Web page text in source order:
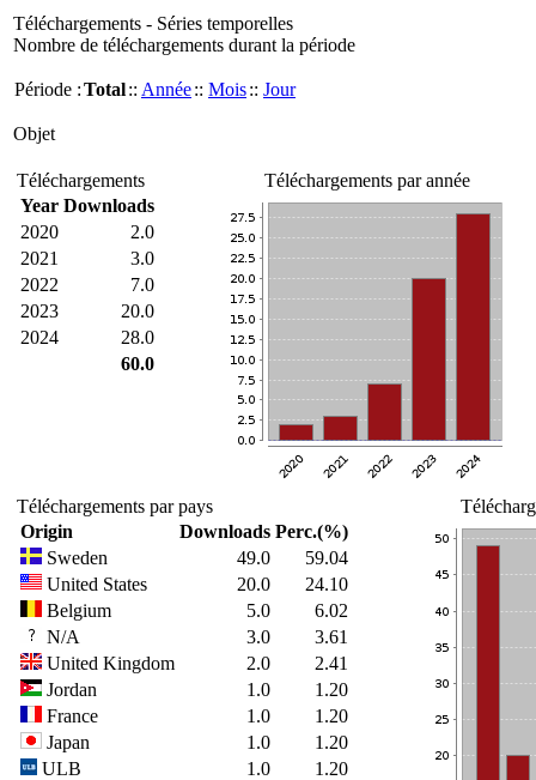
Téléchargements - Séries temporelles
Nombre de téléchargements durant la période
Période :Total:: Année:: Mois:: Jour
Objet
Téléchargements
Year Downloads
2020
2.0
2021
3.0
2022
7.0
2023
20.0
2024
28.0
60.0
Téléchargements par année
Téléchargements par pays
Origin
Downloads Perc.(%)
Sweden
49.0
59.04
United States
20.0
24.10
Belgium
5.0
6.02
N/A
3.0
3.61
United Kingdom
2.0
2.41
Jordan
1.0
1.20
France
1.0
1.20
Japan
1.0
1.20
ULB
1.0
1.20